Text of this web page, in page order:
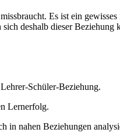
Es ist ein
deshalb dieser Beziehung
Schüler-Beziehung.
Lernerfolg.
in nahen Beziehungen